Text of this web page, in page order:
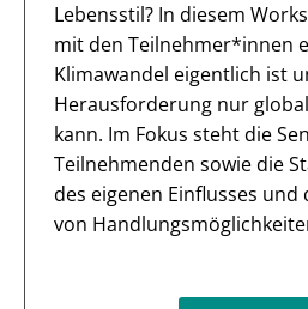
Lebensstil? In diesem
mit den Teilnehmer*innen
Klimawandel eigentlich ist
Herausforderung nur
kann. Im Fokus steht die
Teilnehmenden sowie die
des eigenen Einflusses
von